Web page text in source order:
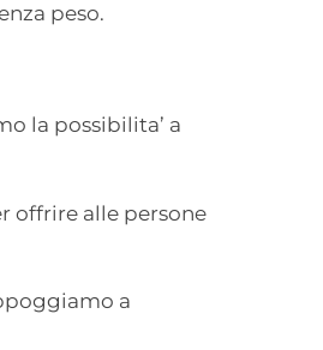
peso.
la possibilita’ a
offrire alle persone
a